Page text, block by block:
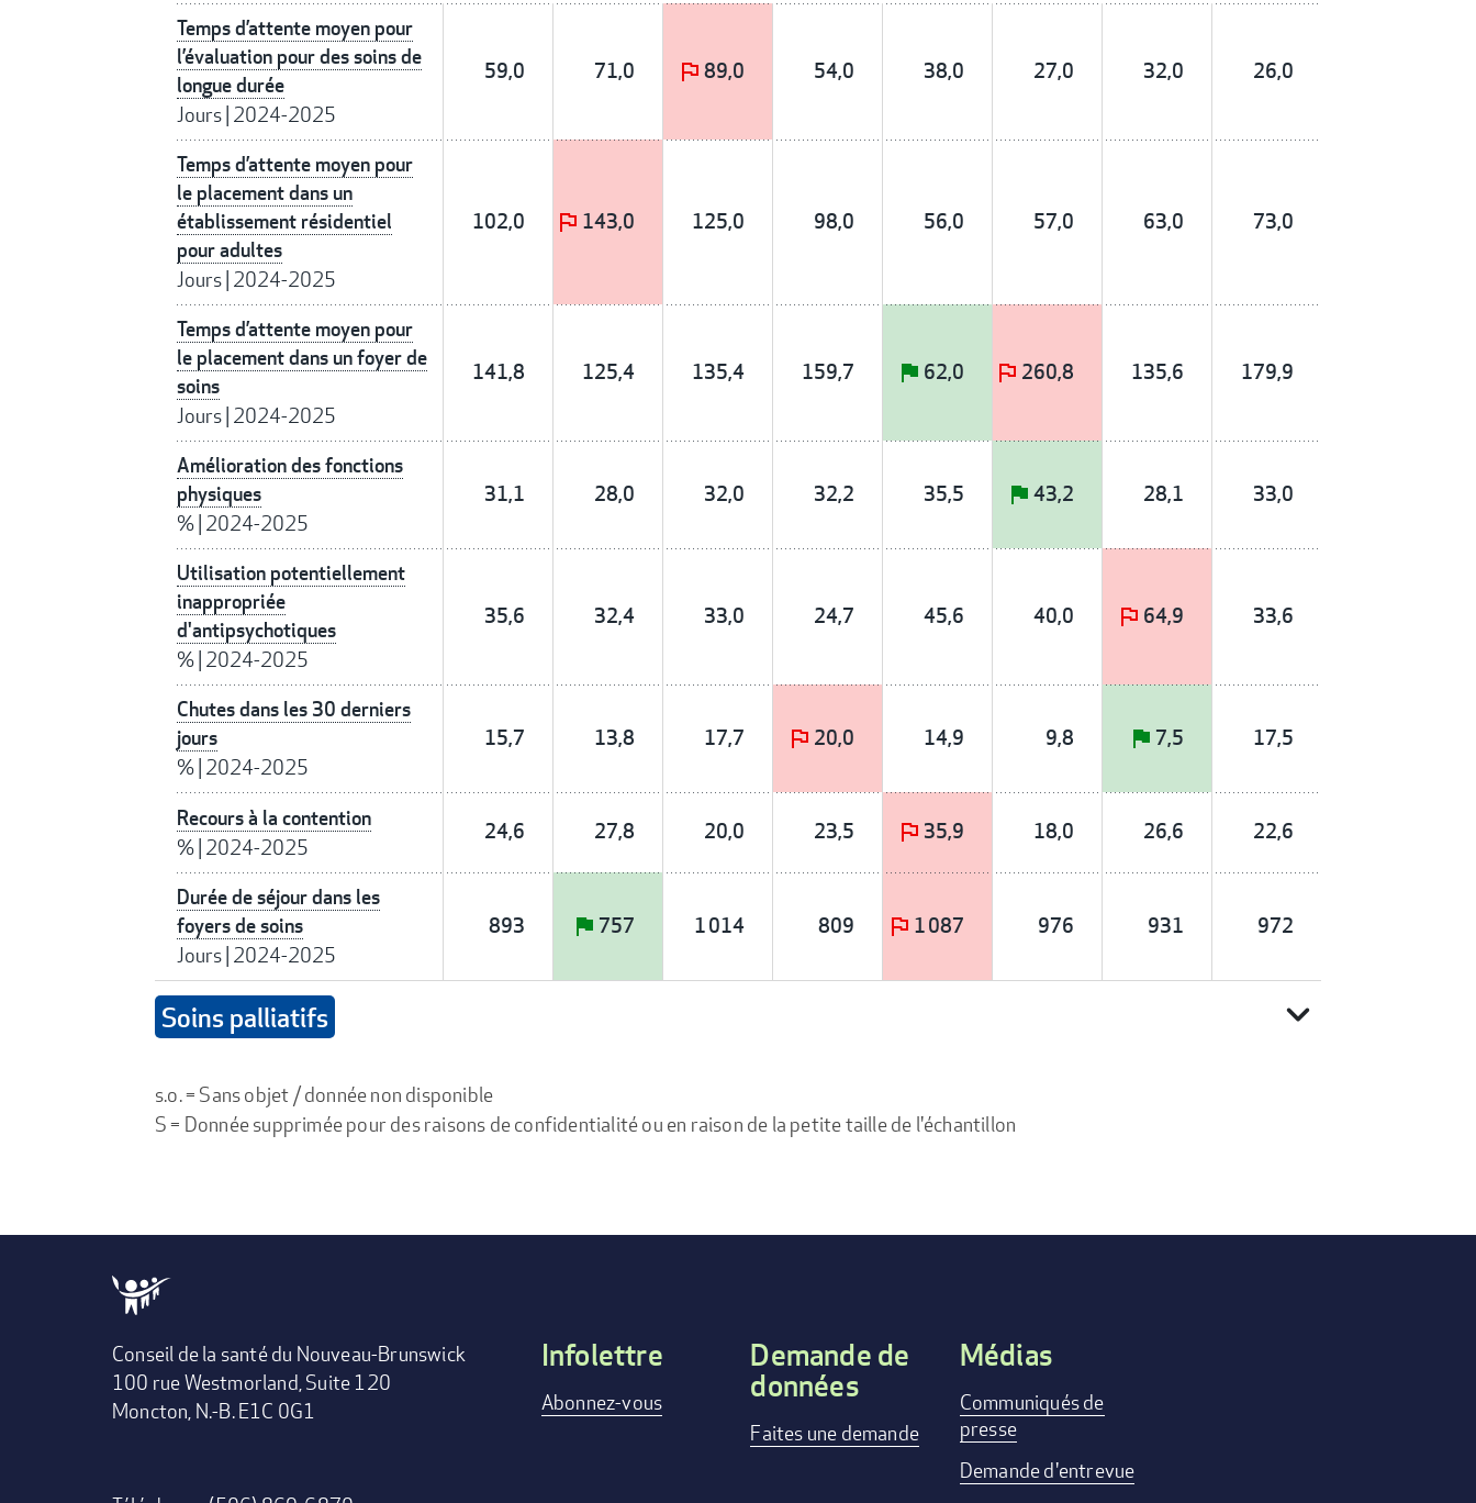
Temps d’attente moyen pour
l’évaluation pour des soins de
longue durée
Jours| 2024-2025
59,0 71,0 89,0 54,0 38,0 27,0 32,0 26,0
Temps d’attente moyen pour
le placement dans un
établissement résidentiel
pour adultes
Jours| 2024-2025
102,0 143,0 125,0 98,0 56,0 57,0 63,0 73,0
Temps d’attente moyen pour
le placement dans un foyer de
soins
Jours| 2024-2025
141,8 125,4 135,4 159,7 62,0 260,8 135,6 179,9
Amélioration des fonctions
physiques
%| 2024-2025
31,1 28,0 32,0 32,2 35,5 43,2 28,1 33,0
Utilisation potentiellement
inappropriée
d'antipsychotiques
%| 2024-2025
35,6 32,4 33,0 24,7 45,6 40,0 64,9 33,6
Chutes dans les 30 derniers
jours
%| 2024-2025
15,7 13,8 17,7 20,0 14,9 9,8 7,5 17,5
Recours à la contention
%| 2024-2025
24,6 27,8 20,0 23,5 35,9 18,0 26,6 22,6
Durée de séjour dans les
foyers de soins
Jours| 2024-2025
893 757 1 014 809 1 087 976 931 972
Soins palliatifs expand_more
s.o. = Sans objet / donnée non disponible
S = Donnée supprimée pour des raisons de confidentialité ou en raison de la petite taille de l'échantillon
Conseil de la santé du Nouveau-Brunswick
100 rue Westmorland, Suite 120
Moncton, N.-B. E1C 0G1
Footer
Infolettre
Abonnez-vous
Demande de
données
Faites une demande
Médias
Communiqués de
presse
Demande d'entrevue